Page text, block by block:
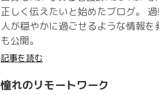
正しく伝えたいと始めたブログ。
人が穏やかに過ごせるような情報を
も公開。
記事を読む
憧れのリモートワーク